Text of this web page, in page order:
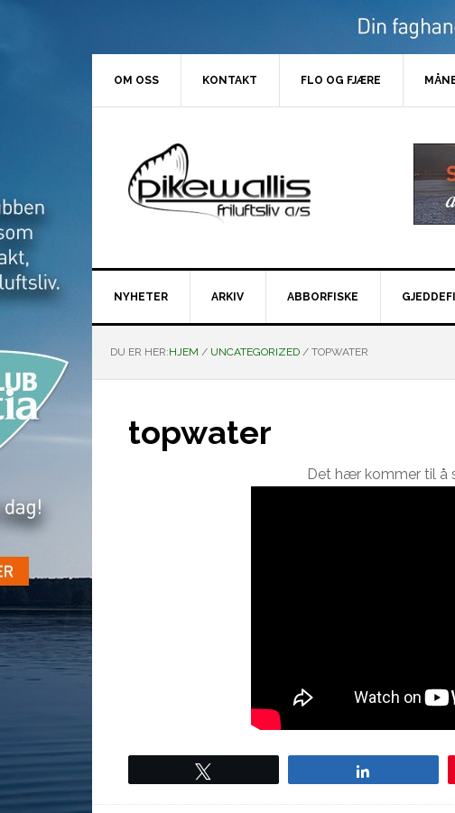
OM OSS KONTAKT FLO OG FJÆRE
NYHETER ARKIV ABBORFISKE
DU ER HER:HJEM / UNCATEGORIZED / TOPWATER
topwater
Det hær kommer til å